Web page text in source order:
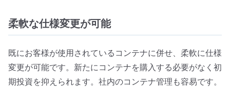
柔軟な仕様変更が可能
既にお客様が使用されているコンテナに併せ、柔軟に仕様
変更が可能です。新たにコンテナを購入する必要がなく初
期投資を抑えられます。社内のコンテナ管理も容易です。